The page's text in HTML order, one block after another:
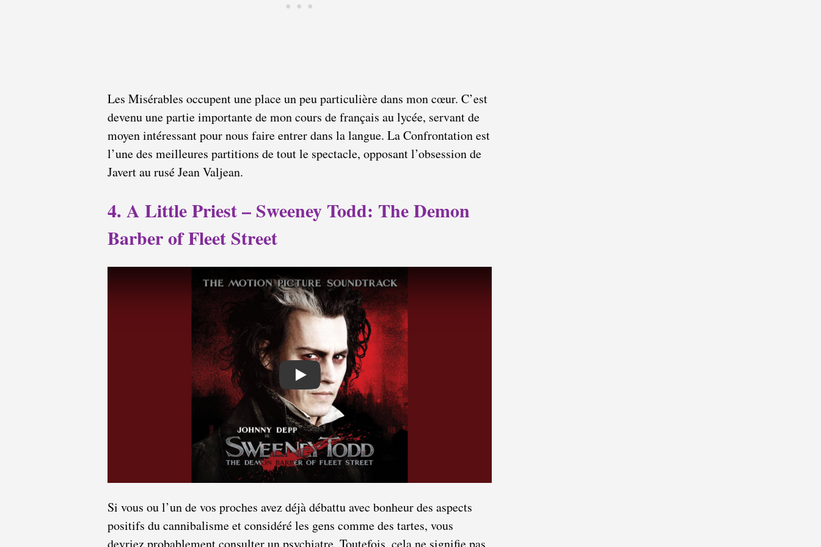
Les Misérables occupent une place un peu particulière dans mon cœur. C’est
devenu une partie importante de mon cours de français au lycée, servant de
moyen intéressant pour nous faire entrer dans la langue. La Confrontation est
l’une des meilleures partitions de tout le spectacle, opposant l’obsession de
Javert au rusé Jean Valjean.
4. A Little Priest – Sweeney Todd: The Demon
Barber of Fleet Street
Play
Si vous ou l’un de vos proches avez déjà débattu avec bonheur des aspects
positifs du cannibalisme et considéré les gens comme des tartes, vous